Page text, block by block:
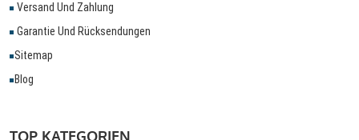
Versand Und Zahlung
Garantie Und Rücksendungen
Sitemap
Blog
TOP KATEGORIEN